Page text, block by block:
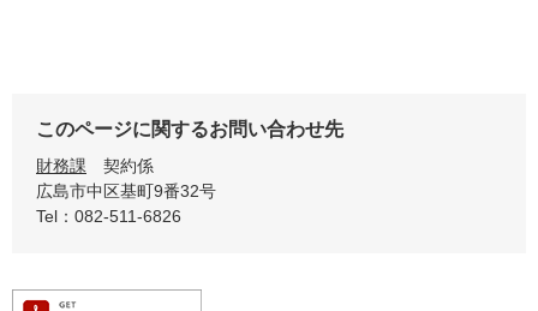
このページに関するお問い合わせ先
財務課
契約係
広島市中区基町9番32号
Tel：082-511-6826